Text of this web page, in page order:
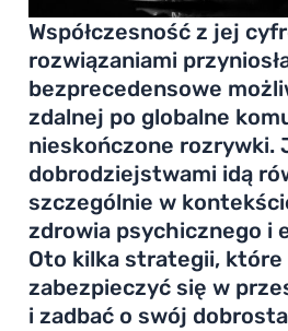
Współczesność z jej
rozwiązaniami
bezprecedensowe
zdalnej po globalne
nieskończone rozrywki.
dobrodziejstwami idą
szczególnie w
zdrowia psychicznego i
Oto kilka strategii, które
zabezpieczyć się w
i zadbać o swój